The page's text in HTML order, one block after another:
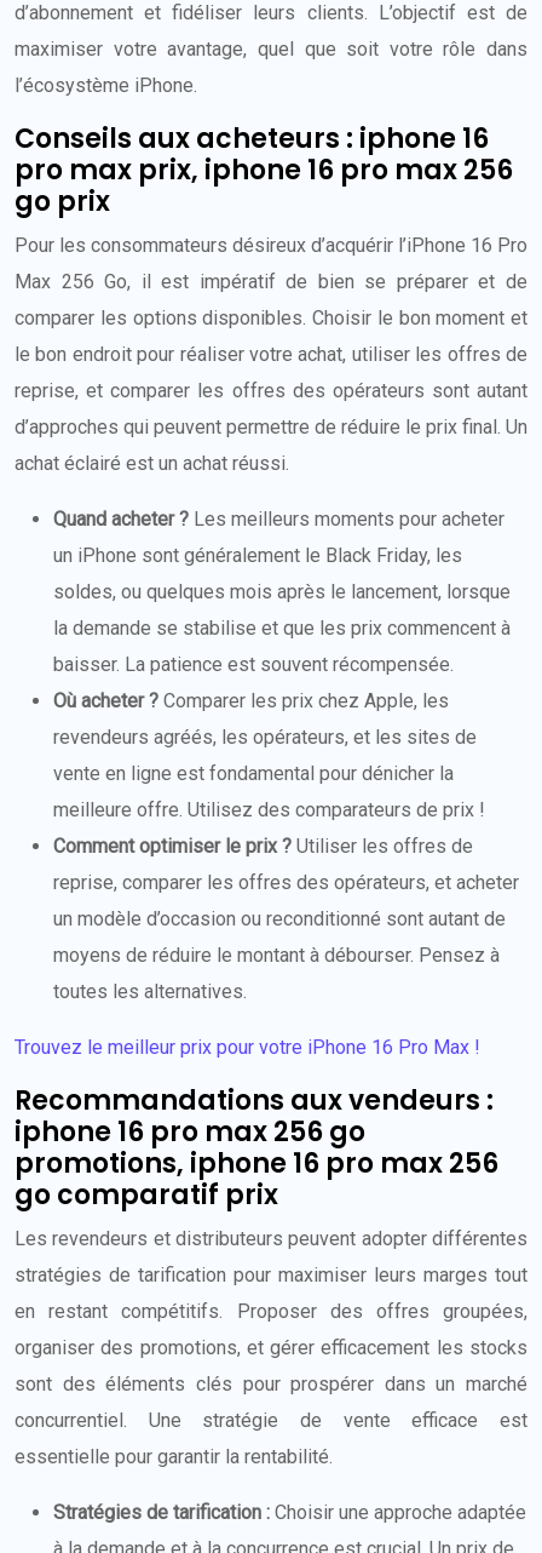
d’abonnement et fidéliser leurs clients. L’objectif est de
maximiser votre avantage, quel que soit votre rôle dans
l’écosystème iPhone.
Conseils aux acheteurs : iphone 16
pro max prix, iphone 16 pro max 256
go prix
Pour les consommateurs désireux d’acquérir l’iPhone 16 Pro
Max 256 Go, il est impératif de bien se préparer et de
comparer les options disponibles. Choisir le bon moment et
le bon endroit pour réaliser votre achat, utiliser les offres de
reprise, et comparer les offres des opérateurs sont autant
d’approches qui peuvent permettre de réduire le prix final. Un
achat éclairé est un achat réussi.
Quand acheter ? Les meilleurs moments pour acheter
un iPhone sont généralement le Black Friday, les
soldes, ou quelques mois après le lancement, lorsque
la demande se stabilise et que les prix commencent à
baisser. La patience est souvent récompensée.
Où acheter ? Comparer les prix chez Apple, les
revendeurs agréés, les opérateurs, et les sites de
vente en ligne est fondamental pour dénicher la
meilleure offre. Utilisez des comparateurs de prix !
Comment optimiser le prix ? Utiliser les offres de
reprise, comparer les offres des opérateurs, et acheter
un modèle d’occasion ou reconditionné sont autant de
moyens de réduire le montant à débourser. Pensez à
toutes les alternatives.
Trouvez le meilleur prix pour votre iPhone 16 Pro Max !
Recommandations aux vendeurs :
iphone 16 pro max 256 go
promotions, iphone 16 pro max 256
go comparatif prix
Les revendeurs et distributeurs peuvent adopter différentes
stratégies de tarification pour maximiser leurs marges tout
en restant compétitifs. Proposer des offres groupées,
organiser des promotions, et gérer efficacement les stocks
sont des éléments clés pour prospérer dans un marché
concurrentiel. Une stratégie de vente efficace est
essentielle pour garantir la rentabilité.
Stratégies de tarification : Choisir une approche adaptée